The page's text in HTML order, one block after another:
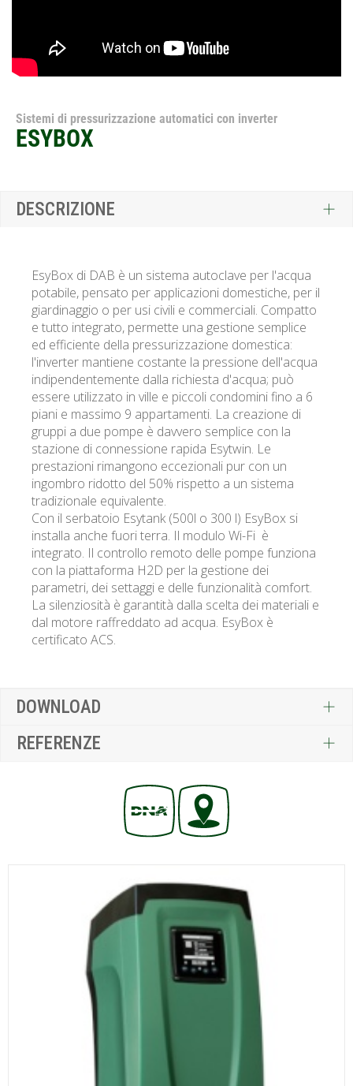
Sistemi di pressurizzazione automatici con inverter
ESYBOX
DESCRIZIONE
EsyBox di DAB è un sistema autoclave per l'acqua
potabile, pensato per applicazioni domestiche, per il
giardinaggio o per usi civili e commerciali. Compatto
e tutto integrato, permette una gestione semplice
ed efficiente della pressurizzazione domestica:
l'inverter mantiene costante la pressione dell'acqua
indipendentemente dalla richiesta d'acqua; può
essere utilizzato in ville e piccoli condomini fino a 6
piani e massimo 9 appartamenti. La creazione di
gruppi a due pompe è davvero semplice con la
stazione di connessione rapida Esytwin. Le
prestazioni rimangono eccezionali pur con un
ingombro ridotto del 50% rispetto a un sistema
tradizionale equivalente.
Con il serbatoio Esytank (500l o 300 l) EsyBox si
installa anche fuori terra. Il modulo Wi-Fi è
integrato. Il controllo remoto delle pompe funziona
con la piattaforma H2D per la gestione dei
parametri, dei settaggi e delle funzionalità comfort.
La silenziosità è garantità dalla scelta dei materiali e
dal motore raffreddato ad acqua. EsyBox è
certificato ACS.
DOWNLOAD
REFERENZE